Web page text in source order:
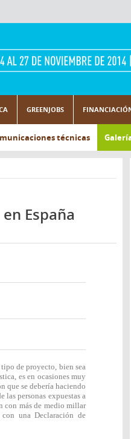
GREENJOBS
técnicas
España
de proyecto, bien sea
es en ocasiones muy
que se debería haciendo
las personas expuestas a
con más de medio millar
una Declaración de